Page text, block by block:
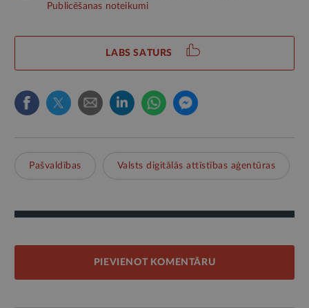
Publicēšanas noteikumi
LABS SATURS
Pašvaldības Valsts digitālās attīstības aģentūras
PIEVIENOT KOMENTĀRU